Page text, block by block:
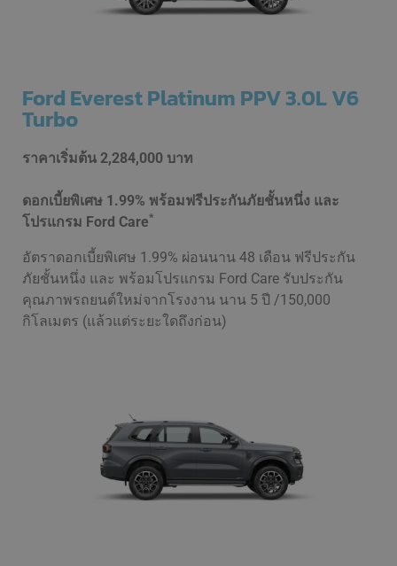
Ford Everest Platinum PPV 3.0L V6
Turbo
ราคาเริ่มต้น 2,284,000 บาท
ดอกเบี้ยพิเศษ 1.99% พร้อมฟรีประกันภัยชั้นหนึ่ง และ
โปรแกรม Ford Care*
อัตราดอกเบี้ยพิเศษ 1.99% ผ่อนนาน 48 เดือน ฟรีประกัน
ภัยชั้นหนึ่ง และ พร้อมโปรแกรม Ford Care รับประกัน
คุณภาพรถยนต์ใหม่จากโรงงาน นาน 5 ปี /150,000
กิโลเมตร (แล้วแต่ระยะใดถึงก่อน)